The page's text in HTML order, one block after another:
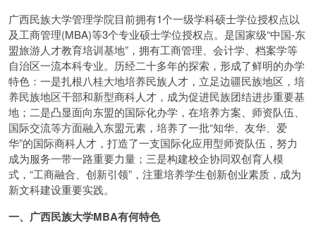
广西民族大学管理学院目前拥有1个一级学科硕士学位授权点以
及工商管理(MBA)等3个专业硕士学位授权点。是国家级“中国-东
盟旅游人才教育培训基地”，拥有工商管理、会计学、档案学等
自治区一流本科专业。历经二十多年的探索，形成了鲜明的办学
特色：一是扎根八桂大地培养民族人才，立足边疆民族地区，培
养民族地区干部和新型商科人才，成为促进民族团结进步重要基
地；二是凸显面向东盟的国际化办学，在培养方案、师资队伍、
国际交流等方面融入东盟元素，培养了一批“知华、友华、爱
华”的国际商科人才，打造了一支国际化应用型师资队伍，努力
成为服务一带一路重要力量；三是构建校企协同双创育人模
式，“工商融合、创新引领”，注重培养学生创新创业素质，成为
新文科建设重要实践。
一、广西民族大学MBA有何特色